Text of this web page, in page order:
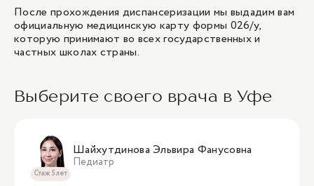
После прохождения диспансеризации мы выдадим вам
официальную медицинскую карту формы 026/у,
которую принимают во всех государственных и
частных школах страны.
Выберите своего врача в Уфе
Стаж 5 лет
Шайхутдинова Эльвира Фанусовна
Педиатр